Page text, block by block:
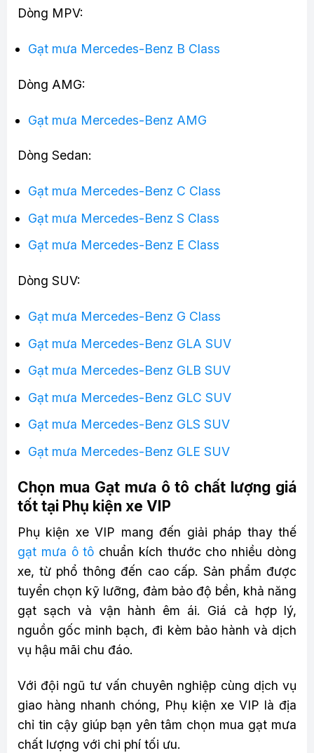
Dòng MPV:
Gạt mưa Mercedes-Benz B Class
Dòng AMG:
Gạt mưa Mercedes-Benz AMG
Dòng Sedan:
Gạt mưa Mercedes-Benz C Class
Gạt mưa Mercedes-Benz S Class
Gạt mưa Mercedes-Benz E Class
Dòng SUV:
Gạt mưa Mercedes-Benz G Class
Gạt mưa Mercedes-Benz GLA SUV
Gạt mưa Mercedes-Benz GLB SUV
Gạt mưa Mercedes-Benz GLC SUV
Gạt mưa Mercedes-Benz GLS SUV
Gạt mưa Mercedes-Benz GLE SUV
Chọn mua Gạt mưa ô tô chất lượng giá
tốt tại Phụ kiện xe VIP
Phụ kiện xe VIP mang đến giải pháp thay thế
gạt mưa ô tô chuẩn kích thước cho nhiều dòng
xe, từ phổ thông đến cao cấp. Sản phẩm được
tuyển chọn kỹ lưỡng, đảm bảo độ bền, khả năng
gạt sạch và vận hành êm ái. Giá cả hợp lý,
nguồn gốc minh bạch, đi kèm bảo hành và dịch
vụ hậu mãi chu đáo.
Với đội ngũ tư vấn chuyên nghiệp cùng dịch vụ
giao hàng nhanh chóng, Phụ kiện xe VIP là địa
chỉ tin cậy giúp bạn yên tâm chọn mua gạt mưa
chất lượng với chi phí tối ưu.